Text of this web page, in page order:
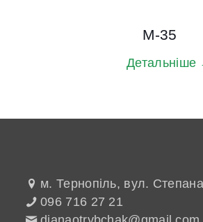
M-35
Детальніше
м. Тернопіль, вул.
096 716 27 21